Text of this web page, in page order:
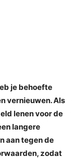
je behoefte
vernieuwen. Als
lenen voor de
langere
aan tegen de
zodat